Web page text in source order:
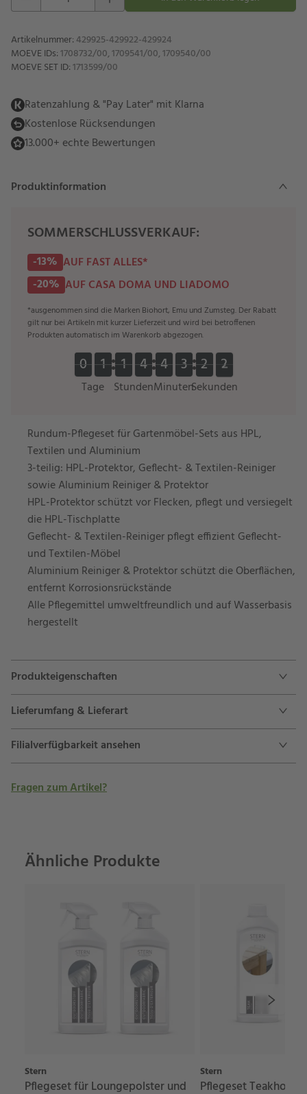
Artikelnummer: 429925-429922-429924
MOEVE IDs:1708732/00, 1709541/00, 1709540/00
MOEVE SET ID:1713599/00
Ratenzahlung & "Pay Later" mit Klarna
Kostenlose Rücksendungen
13.000+ echte Bewertungen
Produktinformation
SOMMERSCHLUSSVERKAUF:
-13% AUF FAST ALLES*
-20% AUF CASA DOMA UND LIADOMO
*ausgenommen sind die Marken Biohort, Emu und Zumsteg. Der Rabatt
gilt nur bei Artikeln mit kurzer Lieferzeit und wird bei betroffenen
Produkten automatisch im Warenkorb abgezogen.
Tage
0
0
0
0 1
1
1
1
Stunden
1
1
1
1 4
4
4
4
Minuten
4
4
4
4 3
3
3
3
Sekunden
1
2
2
1 2
3
3
2
Rundum-Pflegeset für Gartenmöbel-Sets aus HPL,
Textilen und Aluminium
3-teilig: HPL-Protektor, Geflecht- & Textilen-Reiniger
sowie Aluminium Reiniger & Protektor
HPL-Protektor schützt vor Flecken, pflegt und versiegelt
die HPL-Tischplatte
Geflecht- & Textilen-Reiniger pflegt effizient Geflecht-
und Textilen-Möbel
Aluminium Reiniger & Protektor schützt die Oberflächen,
entfernt Korrosionsrückstände
Alle Pflegemittel umweltfreundlich und auf Wasserbasis
hergestellt
Produkteigenschaften
Lieferumfang & Lieferart
Filialverfügbarkeit ansehen
Fragen zum Artikel?
Ähnliche Produkte
Stern
Pflegeset für Loungepolster und
Stern
Pflegeset Teakholz